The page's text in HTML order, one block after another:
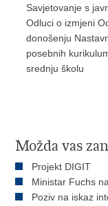
Savjetovanje s
Odluci o izmjeni
donošenju
posebnih
srednju školu
Možda vas
Projekt DIGIT
Ministar Fuchs
Poziv na iskaz